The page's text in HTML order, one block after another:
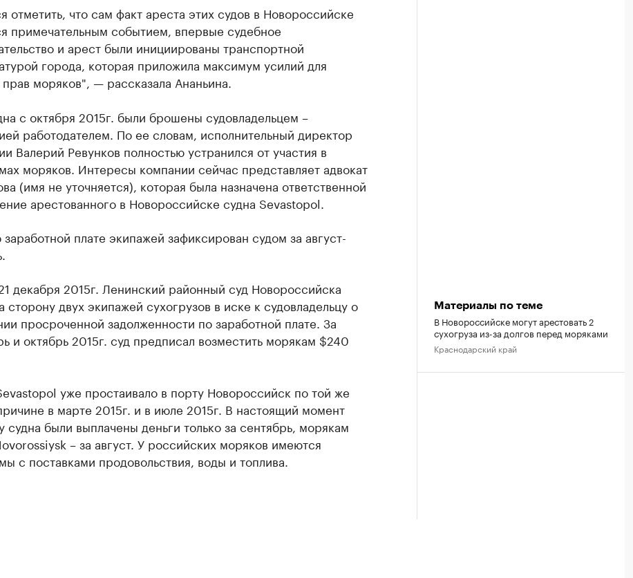
отметить, что сам факт ареста этих судов в Новороссийске
примечательным событием, впервые судебное
и арест были инициированы транспортной
города, которая приложила максимум усилий для
моряков", — рассказала Ананьина.
с октября 2015г. были брошены судовладельцем –
работодателем. По ее словам, исполнительный директор
Валерий Ревунков полностью устранился от участия в
моряков. Интересы компании сейчас представляет адвокат
(имя не уточняется), которая была назначена ответственной
арестованного в Новороссийске судна Sevastopol.
заработной плате экипажей зафиксирован судом за август-
декабря 2015г. Ленинский районный суд Новороссийска
сторону двух экипажей сухогрузов в иске к судовладельцу о
просроченной задолженности по заработной плате. За
и октябрь 2015г. суд предписал возместить морякам $240
уже простаивало в порту Новороссийск по той же
в марте 2015г. и в июле 2015г. В настоящий момент
судна были выплачены деньги только за сентябрь, морякам
– за август. У российских моряков имеются
с поставками продовольствия, воды и топлива.
Материалы по теме
В Новороссийске могут арестовать 2
сухогруза из-за долгов перед моряками
Краснодарский край